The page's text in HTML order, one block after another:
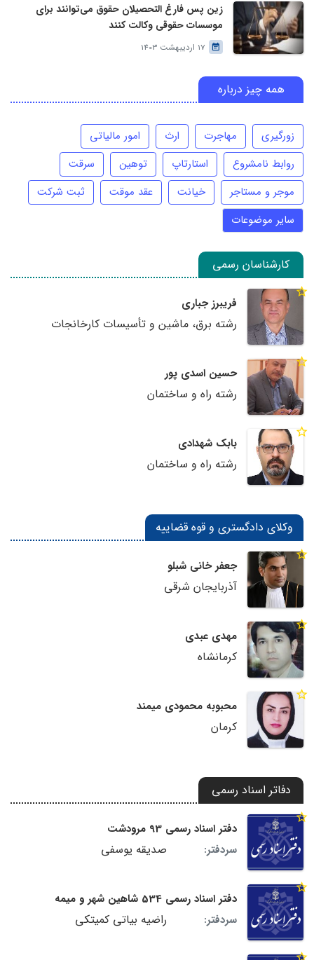
زین پس فارغ التحصیلان حقوق می‌توانند برای
موسسات حقوقی وکالت کنند
17 اردیبهشت 1403
همه چیز درباره
زورگیری مهاجرت ارث
امور مالیاتی
روابط نامشروع
استارتاپ توهین
سرقت
موجر و مستاجر
خیانت عقد موقت
ثبت شرکت
سایر موضوعات
کارشناسان رسمی
فریبرز جباری
رشته برق، ماشین و تأسیسات کارخانجات
حسین اسدی پور
رشته راه و ساختمان
بابک شهدادی
رشته راه و ساختمان
وکلای دادگستری و قوه قضاییه
جعفر خانی شبلو
آذربایجان شرقی
مهدی عبدی
کرمانشاه
محبوبه محمودی میمند
کرمان
دفاتر اسناد رسمی
دفتر اسناد رسمی 93 مرودشت
سردفتر:
صدیقه یوسفی
دفتر اسناد رسمی 534 شاهین شهر و میمه
سردفتر:
راضیه بیاتی کمیتکی